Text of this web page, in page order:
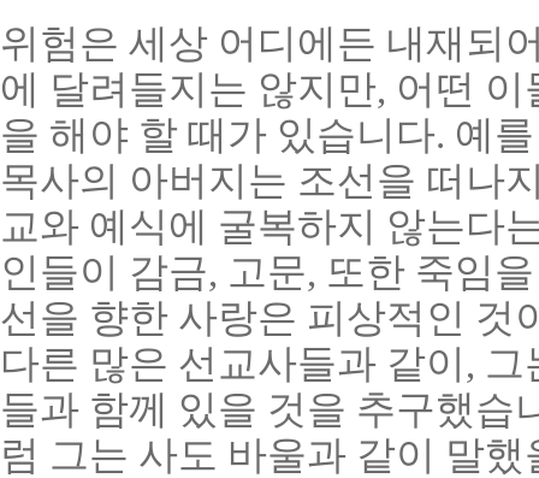
위험은 세상 어디에든 내재되
에 달려들지는 않지만, 어떤
을 해야 할 때가 있습니다. 예
목사의 아버지는 조선을 떠나
교와 예식에 굴복하지 않는다
인들이 감금, 고문, 또한 죽임
선을 향한 사랑은 피상적인 것
다른 많은 선교사들과 같이,
들과 함께 있을 것을 추구했습
럼 그는 사도 바울과 같이 말했